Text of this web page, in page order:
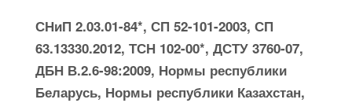
СНиП 2.03.01-84*, СП 52-101-2003, СП
63.13330.2012, ТСН 102-00*, ДСТУ 3760-07,
ДБН В.2.6-98:2009, Нормы республики
Беларусь, Нормы республики Казахстан,